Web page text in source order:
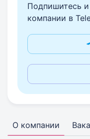
Подпишитесь и
компании в
О компании